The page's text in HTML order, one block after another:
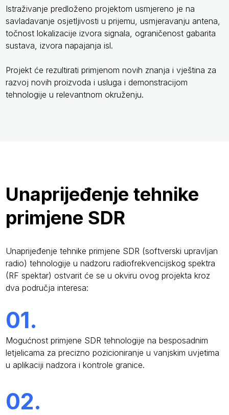
Istraživanje predloženo projektom usmjereno je na
savladavanje osjetljivosti u prijemu, usmjeravanju antena,
točnost lokalizacije izvora signala, ograničenost gabarita
sustava, izvora napajanja isl.
Projekt će rezultirati primjenom novih znanja i vještina za
razvoj novih proizvoda i usluga i demonstracijom
tehnologije u relevantnom okruženju.
Unaprijeđenje tehnike
primjene SDR
Unaprijeđenje tehnike primjene SDR (softverski upravljan
radio) tehnologije u nadzoru radiofrekvencijskog spektra
(RF spektar) ostvarit će se u okviru ovog projekta kroz
dva područja interesa:
01.
Mogućnost primjene SDR tehnologije na besposadnim
letjelicama za precizno pozicioniranje u vanjskim uvjetima
u aplikaciji nadzora i kontrole granice.
02.